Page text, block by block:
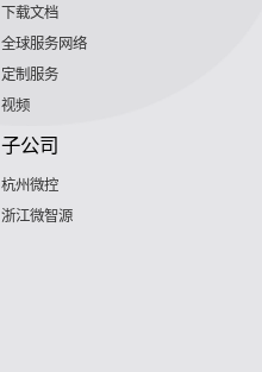
下载文档
全球服务网络
定制服务
视频
子公司
杭州微控
浙江微智源